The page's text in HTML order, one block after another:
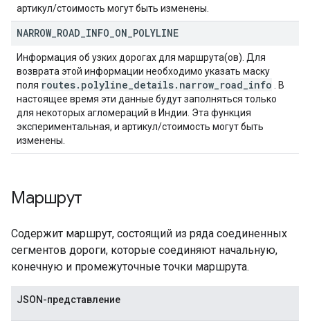
артикул/стоимость могут быть изменены.
NARROW_ ROAD INFO ON POLYLINE
Информация об узких дорогах для маршрута(ов). Для
возврата этой информации необходимо указать маску
поля routes. polyline details. narrow road info . В
настоящее время эти данные будут заполняться только
для некоторых агломераций в Индии. Эта функция
экспериментальная, и артикул/стоимость могут быть
изменены.
Маршрут
Содержит маршрут, состоящий из ряда соединенных
сегментов дороги, которые соединяют начальную,
конечную и промежуточные точки маршрута.
JSON-представление